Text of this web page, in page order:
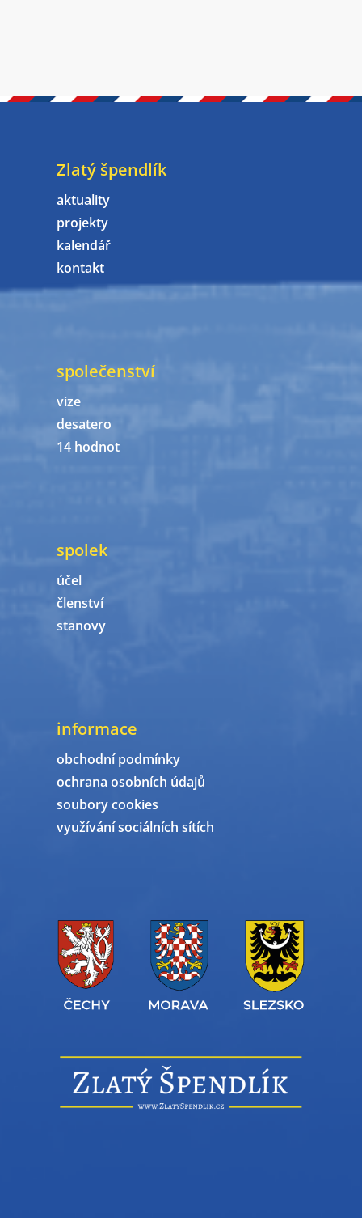
Zlatý špendlík
aktuality
projekty
kalendář
kontakt
společenství
vize
desatero
14 hodnot
spolek
účel
členství
stanovy
informace
obchodní podmínky
ochrana osobních údajů
soubory cookies
využívání sociálních sítích